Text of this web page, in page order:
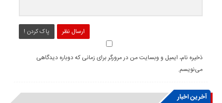
ارسال نظر پاک کردن !
ذخیره نام، ایمیل و وبسایت من در مرورگر برای زمانی که دوباره دیدگاهی
می‌نویسم.
آخرین اخبار